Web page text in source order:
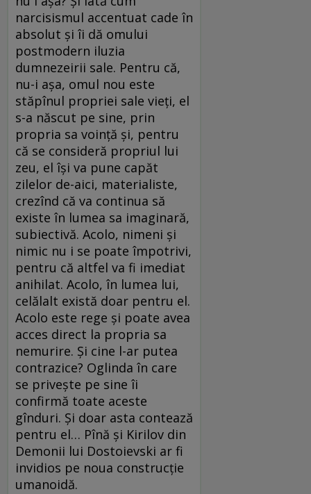
narcisismul accentuat cade în
absolut și îi dă omului
postmodern iluzia
dumnezeirii sale. Pentru că,
nu-i așa, omul nou este
stăpînul propriei sale vieți, el
s-a născut pe sine, prin
propria sa voință și, pentru
că se consideră propriul lui
zeu, el își va pune capăt
zilelor de-aici, materialiste,
crezînd că va continua să
existe în lumea sa imaginară,
subiectivă. Acolo, nimeni și
nimic nu i se poate împotrivi,
pentru că altfel va fi imediat
anihilat. Acolo, în lumea lui,
celălalt există doar pentru el.
Acolo este rege și poate avea
acces direct la propria sa
nemurire. Și cine l-ar putea
contrazice? Oglinda în care
se privește pe sine îi
confirmă toate aceste
gînduri. Și doar asta contează
pentru el… Pînă și Kirilov din
Demonii lui Dostoievski ar fi
invidios pe noua construcție
umanoidă.